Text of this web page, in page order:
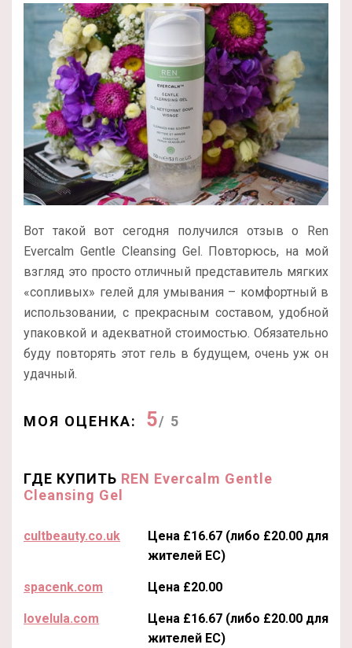
Вот такой вот сегодня получился отзыв о Ren
Evercalm Gentle Cleansing Gel. Повторюсь, на мой
взгляд это просто отличный представитель мягких
«сопливых» гелей для умывания – комфортный в
использовании, с прекрасным составом, удобной
упаковкой и адекватной стоимостью. Обязательно
буду повторять этот гель в будущем, очень уж он
удачный.
МОЯ ОЦЕНКА: 5/ 5
ГДЕ КУПИТЬ REN Evercalm Gentle
Cleansing Gel
cultbeauty.co.uk
Цена £16.67 (либо £20.00 для
жителей ЕС)
spacenk.com Цена £20.00
lovelula.com
Цена £16.67 (либо £20.00 для
жителей ЕС)